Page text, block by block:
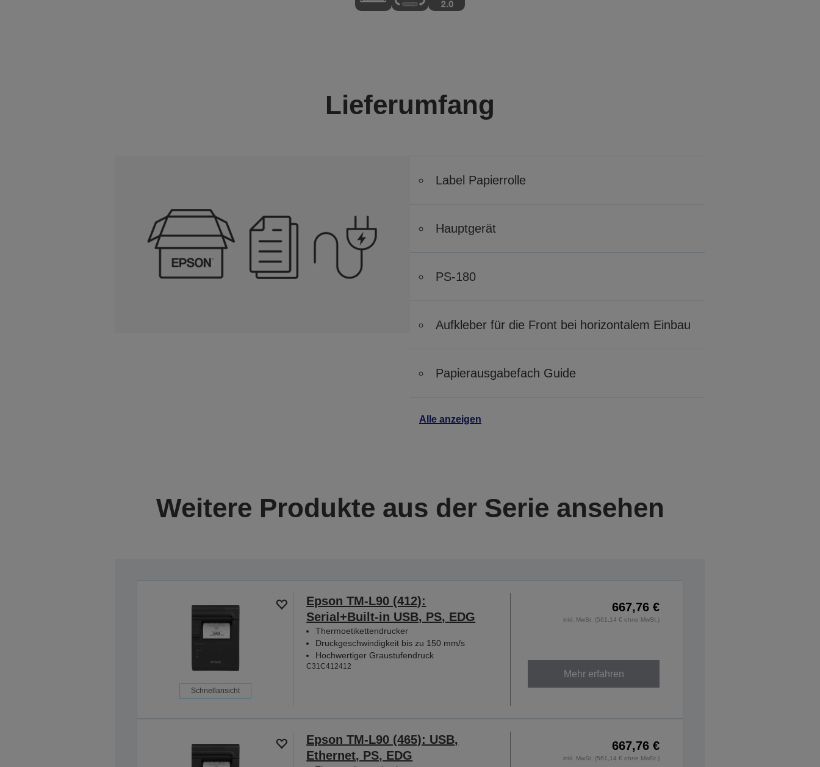
Lieferumfang
Label Papierrolle
Hauptgerät
PS-180
Aufkleber für die Front bei horizontalem Einbau
Papierausgabefach Guide
Alle anzeigen
Weitere Produkte aus der Serie ansehen
Schnellansicht
Epson TM-L90 (412):
Serial+Built-in USB, PS, EDG
Thermoetikettendrucker
Druckgeschwindigkeit bis zu 150 mm/s
Hochwertiger Graustufendruck
C31C412412
667,76 €
inkl. MwSt. (561,14 € ohne MwSt.)
Mehr erfahren
Epson TM-L90 (465): USB,
Ethernet, PS, EDG
667,76 €
inkl. MwSt. (561,14 € ohne MwSt.)